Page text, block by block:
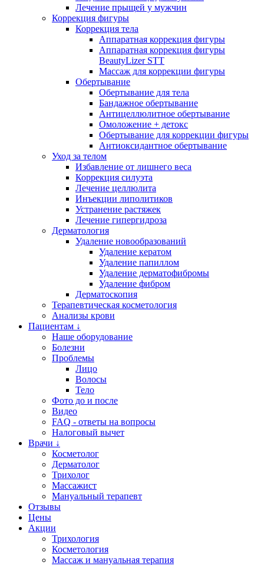
Лечение прыщей у мужчин
Коррекция фигуры
Коррекция тела
Аппаратная коррекция фигуры
Аппаратная коррекция фигуры
BeautyLizer STT
Массаж для коррекции фигуры
Обертывание
Обертывание для тела
Бандажное обертывание
Антицеллюлитное обертывание
Омоложение + детокс
Обертывание для коррекции фигуры
Антиоксидантное обертывание
Уход за телом
Избавление от лишнего веса
Коррекция силуэта
Лечение целлюлита
Инъекции липолитиков
Устранение растяжек
Лечение гипергидроза
Дерматология
Удаление новообразований
Удаление кератом
Удаление папиллом
Удаление дерматофибромы
Удаление фибром
Дерматоскопия
Терапевтическая косметология
Анализы крови
Пациентам ↓
Наше оборудование
Болезни
Проблемы
Лицо
Волосы
Тело
Фото до и после
Видео
FAQ - ответы на вопросы
Налоговый вычет
Врачи ↓
Косметолог
Дерматолог
Трихолог
Массажист
Мануальный терапевт
Отзывы
Цены
Акции
Трихология
Косметология
Массаж и мануальная терапия